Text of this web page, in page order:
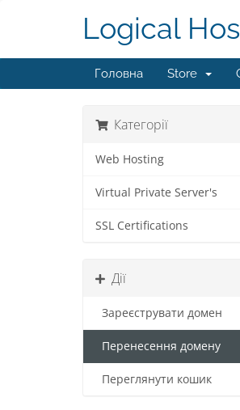
Logical
Головна Store
Категорії
Web Hosting
Virtual Private Server's
SSL Certifications
Дії
Зареєструвати домен
Перенесення домену
Переглянути кошик